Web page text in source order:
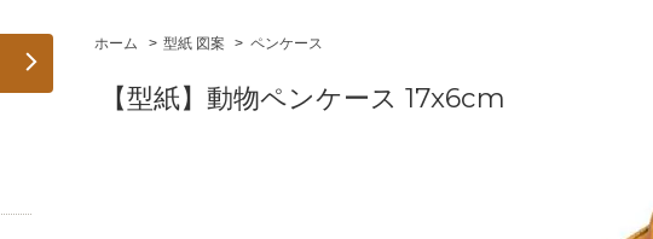
ホーム > 型紙 図案 > ペンケース
【型紙】動物ペンケース 17x6cm